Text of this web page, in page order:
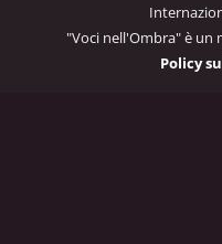
"Voci nell'Ombra" è un
Policy